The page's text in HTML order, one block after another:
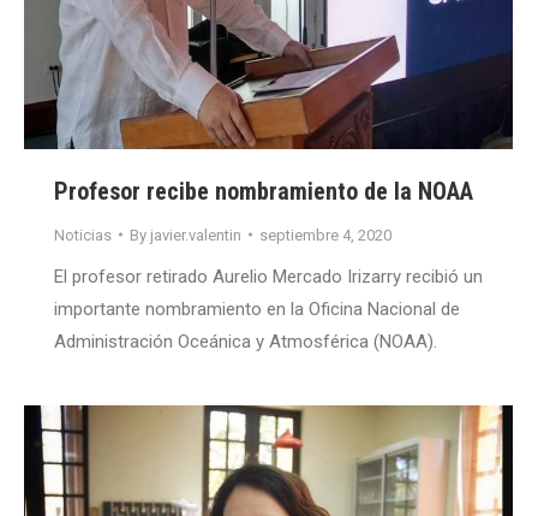
Profesor recibe nombramiento de la NOAA
Noticias By javier.valentin septiembre 4, 2020
El profesor retirado Aurelio Mercado Irizarry recibió un
importante nombramiento en la Oficina Nacional de
Administración Oceánica y Atmosférica (NOAA).